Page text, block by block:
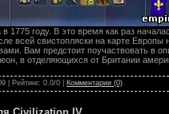
1775 году. В это время как раз
всей свистопляски на карте
Вам предстоит поучаствовать в
в отделяющихся от Британии
| Рейтинг: 0.0/0 | Комментарии (0)